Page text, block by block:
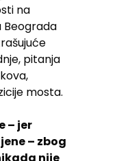
na
Beograda
pitanja
mosta.
– jer
– zbog